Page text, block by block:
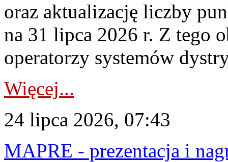
oraz aktualizację liczby
na 31 lipca 2026 r. Z tego
operatorzy systemów
Więcej...
24 lipca 2026, 07:43
MAPRE - prezentacja i